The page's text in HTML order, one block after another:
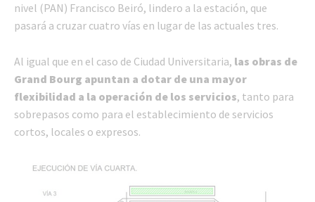
nivel (PAN) Francisco Beiró, lindero a la estación, que
pasará a cruzar cuatro vías en lugar de las actuales tres.
Al igual que en el caso de Ciudad Universitaria, las obras de
Grand Bourg apuntan a dotar de una mayor
flexibilidad a la operación de los servicios, tanto para
sobrepasos como para el establecimiento de servicios
cortos, locales o expresos.